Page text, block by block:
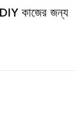
DIY কাজের জন্য